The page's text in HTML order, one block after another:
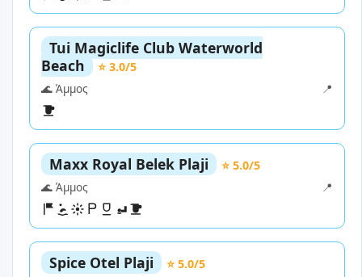
Tui Magiclife Club Waterworld
Beach
⭐ 3.0/5
🌊 Άμμος
📍
Maxx Royal Belek Plaji
⭐ 5.0/5
🌊 Άμμος
📍
Spice Otel Plaji
⭐ 5.0/5